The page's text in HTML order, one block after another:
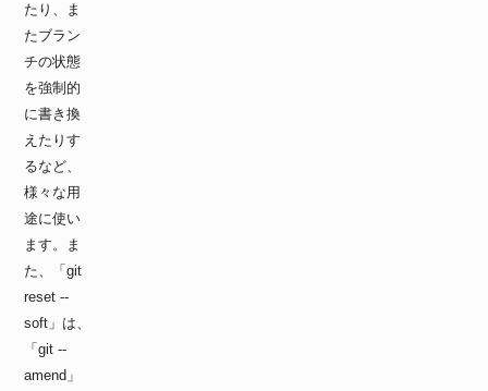
たり、ま
たブラン
チの状態
を強制的
に書き換
えたりす
るなど、
様々な用
途に使い
ます。ま
た、「git
reset --
soft」は、
「git --
amend」